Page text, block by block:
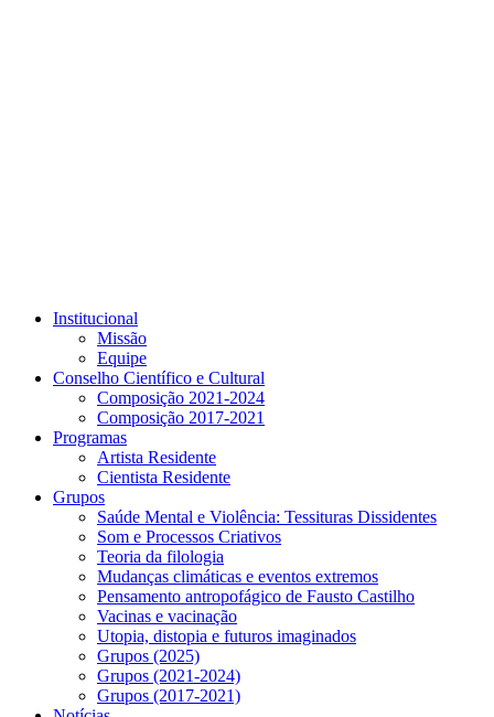
Institucional
Missão
Equipe
Conselho Científico e Cultural
Composição 2021-2024
Composição 2017-2021
Programas
Artista Residente
Cientista Residente
Grupos
Saúde Mental e Violência: Tessituras Dissidentes
Som e Processos Criativos
Teoria da filologia
Mudanças climáticas e eventos extremos
Pensamento antropofágico de Fausto Castilho
Vacinas e vacinação
Utopia, distopia e futuros imaginados
Grupos (2025)
Grupos (2021-2024)
Grupos (2017-2021)